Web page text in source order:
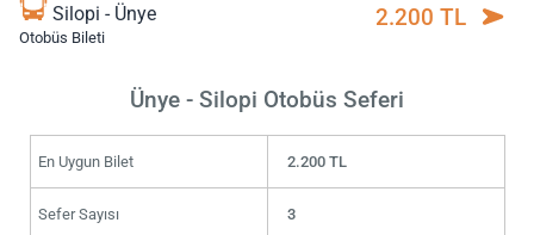
Silopi - Ünye
Otobüs Bileti
2.200 TL
Ünye - Silopi Otobüs Seferi
En Uygun Bilet 2.200 TL
Sefer Sayısı 3